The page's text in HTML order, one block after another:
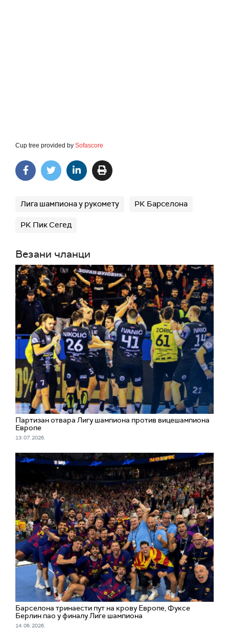
Cup tree provided by Sofascore
Лига шампиона у рукомету РК Барселона
РК Пик Сегед
Везани чланци
Партизан отвара Лигу шампиона против вицешампиона
Европе
13. 07. 2026.
Барселона тринаести пут на крову Европе, Фуксе
Берлин пао у финалу Лиге шампиона
14. 06. 2026.